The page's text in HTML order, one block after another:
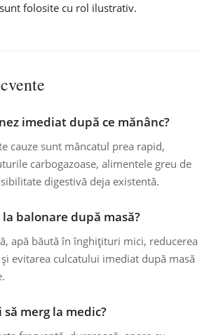
folosite cu rol ilustrativ.
imediat după ce mănânc?
cauze sunt mâncatul prea rapid,
carbogazoase, alimentele greu de
digestivă deja existentă.
balonare după masă?
apă băută în înghițituri mici, reducerea
evitarea culcatului imediat după masă
merg la medic?